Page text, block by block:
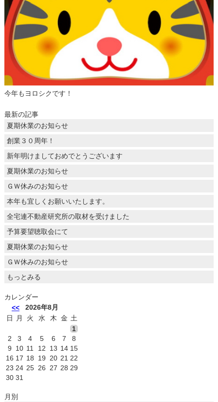
今年もヨロシクです！
最新の記事
夏期休業のお知らせ
創業３０周年！
新年明けましておめでとうございます
夏期休業のお知らせ
ＧＷ休みのお知らせ
本年も宜しくお願いいたします。
全宅連不動産研究所の取材を受けました
予算要望聴取会にて
夏期休業のお知らせ
ＧＷ休みのお知らせ
もっとみる
カレンダー
<<
2026年8月
日
月 火 水 木 金 土
1
2
3 4 5 6 7
8
9
10 11 12 13 14 15
16 17 18 19 20 21 22
23 24 25 26 27 28 29
30 31
月別